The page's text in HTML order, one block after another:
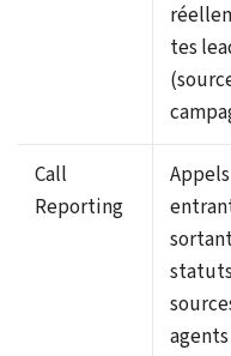
tes
Call
Reporting
Appels
agents